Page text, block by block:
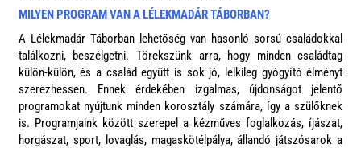
MILYEN PROGRAM VAN A LÉLEKMADÁR TÁBORBAN?
A Lélekmadár Táborban lehetőség van hasonló sorsú családokkal
találkozni, beszélgetni. Törekszünk arra, hogy minden családtag
külön-külön, és a család együtt is sok jó, lelkileg gyógyító élményt
szerezhessen. Ennek érdekében izgalmas, újdonságot jelentő
programokat nyújtunk minden korosztály számára, így a szülőknek
is. Programjaink között szerepel a kézműves foglalkozás, íjászat,
horgászat, sport, lovaglás, magaskötélpálya, állandó játszósarok a